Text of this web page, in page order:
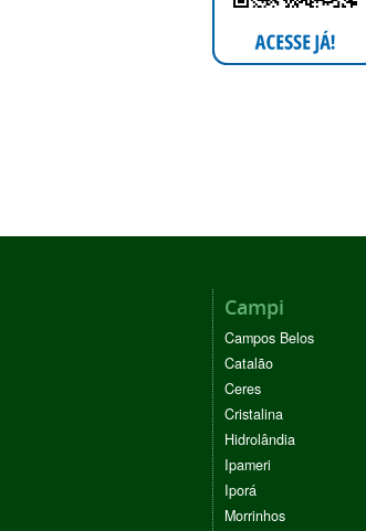
Campi
Campos Belos
Catalão
Ceres
Cristalina
Hidrolândia
Ipameri
Iporá
Morrinhos